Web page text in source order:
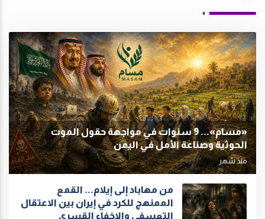
«مسام»... 9 سنوات في مواجهة حقول الموت
الحوثية وصناعة الأمل في اليمن
منذ شهر
من مهاباد إلى إيلام... القمع
الممنهج للكرد في إيران بين الاعتقال
التعسفي والإخفاء القسري